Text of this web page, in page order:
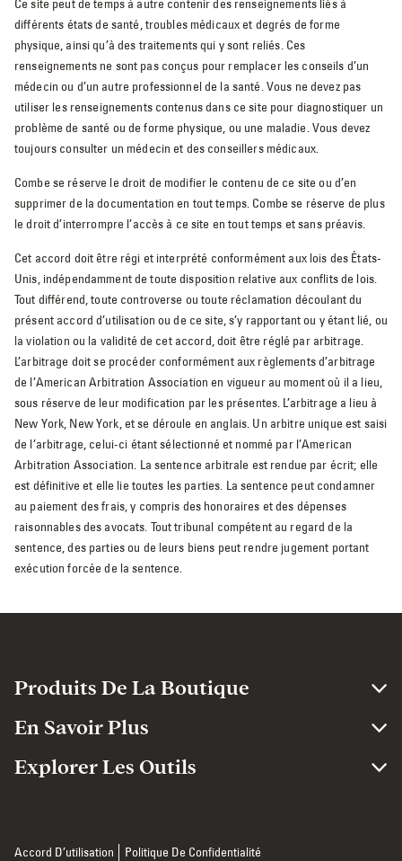
Ce site peut de temps à autre contenir des renseignements liés à
différents états de santé, troubles médicaux et degrés de forme
physique, ainsi qu’à des traitements qui y sont reliés. Ces
renseignements ne sont pas conçus pour remplacer les conseils d’un
médecin ou d’un autre professionnel de la santé. Vous ne devez pas
utiliser les renseignements contenus dans ce site pour diagnostiquer un
problème de santé ou de forme physique, ou une maladie. Vous devez
toujours consulter un médecin et des conseillers médicaux.
Combe se réserve le droit de modifier le contenu de ce site ou d’en
supprimer de la documentation en tout temps. Combe se réserve de plus
le droit d’interrompre l’accès à ce site en tout temps et sans préavis.
Cet accord doit être régi et interprété conformément aux lois des États-
Unis, indépendamment de toute disposition relative aux conflits de lois.
Tout différend, toute controverse ou toute réclamation découlant du
présent accord d’utilisation ou de ce site, s’y rapportant ou y étant lié, ou
la violation ou la validité de cet accord, doit être réglé par arbitrage.
L’arbitrage doit se procéder conformément aux règlements d’arbitrage
de l’American Arbitration Association en vigueur au moment où il a lieu,
sous réserve de leur modification par les présentes. L’arbitrage a lieu à
New York, New York, et se déroule en anglais. Un arbitre unique est saisi
de l’arbitrage, celui-ci étant sélectionné et nommé par l’American
Arbitration Association. La sentence arbitrale est rendue par écrit; elle
est définitive et elle lie toutes les parties. La sentence peut condamner
au paiement des frais, y compris des honoraires et des dépenses
raisonnables des avocats. Tout tribunal compétent au regard de la
sentence, des parties ou de leurs biens peut rendre jugement portant
exécution forcée de la sentence.
Produits De La Boutique
En Savoir Plus
Explorer Les Outils
Accord D’utilisation Politique De Confidentialité